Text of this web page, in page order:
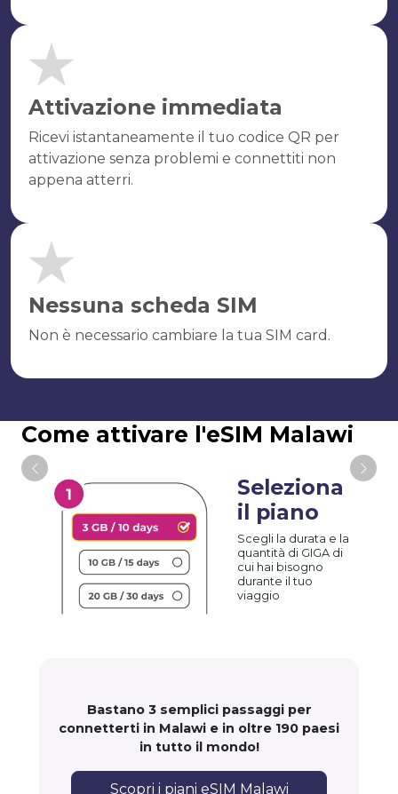
Attivazione immediata
Ricevi istantaneamente il tuo codice QR per
attivazione senza problemi e connettiti non
appena atterri.
Nessuna scheda SIM
Non è necessario cambiare la tua SIM card.
Come attivare l'eSIM Malawi
Seleziona
il piano
Scegli la durata e la
quantità di GIGA di
cui hai bisogno
durante il tuo
viaggio
Bastano 3 semplici passaggi per
connetterti in Malawi e in oltre 190 paesi
in tutto il mondo!
Scopri i piani eSIM Malawi